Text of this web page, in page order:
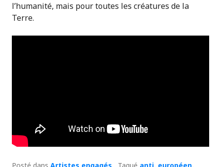
l’humanité, mais pour toutes les créatures de la
Terre.